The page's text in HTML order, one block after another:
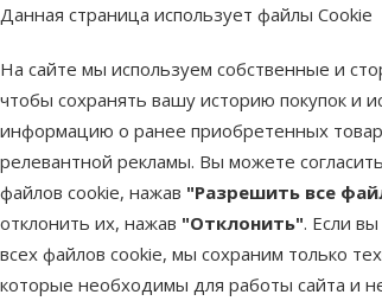
Данная страница использует файлы Cookie
На сайте мы используем собственные и
чтобы сохранять вашу историю покупок и
информацию о ранее приобретенных
релевантной рекламы. Вы можете
файлов cookie, нажав "Разрешить все
отклонить их, нажав "Отклонить". Если
всех файлов cookie, мы сохраним только
которые необходимы для работы сайта и
Хлопок
1
Цвет
БежевыйЖелтыйНатуральный
Разноцветный
Фиолетовый
Диаметр
18cm 30cm